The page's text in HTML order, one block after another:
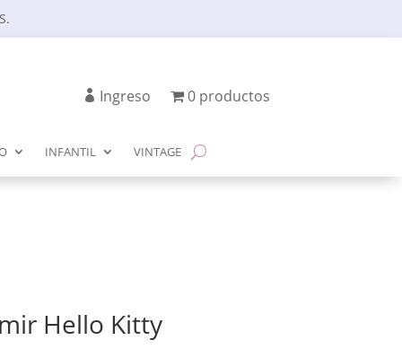
Ingreso 0 productos
INFANTIL VINTAGE
Hello Kitty